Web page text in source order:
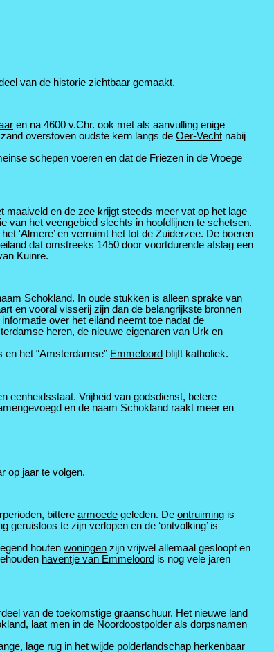
van de historie zichtbaar gemaakt.
en na 4600 v.Chr. ook met als aanvulling enige
overstoven oudste kern langs de Oer-Vecht nabij
schepen voeren en dat de Friezen in de Vroege
maaiveld en de zee krijgt steeds meer vat op het lage
van het veengebied slechts in hoofdlijnen te schetsen.
'Almere’ en verruimt het tot de Zuiderzee. De boeren
dat omstreeks 1450 door voortdurende afslag een
Kuinre.
Schokland. In oude stukken is alleen sprake van
en vooral visserij zijn dan de belangrijkste bronnen
over het eiland neemt toe nadat de
heren, de nieuwe eigenaren van Urk en
en het “Amsterdamse” Emmeloord blijft katholiek.
eenheidsstaat. Vrijheid van godsdienst, betere
en de naam Schokland raakt meer en
op jaar te volgen.
bittere armoede geleden. De ontruiming is
te zijn verlopen en de ‘ontvolking’ is
houten woningen zijn vrijwel allemaal gesloopt en
haventje van Emmeloord is nog vele jaren
van de toekomstige graanschuur. Het nieuwe land
laat men in de Noordoostpolder als dorpsnamen
lage rug in het wijde polderlandschap herkenbaar